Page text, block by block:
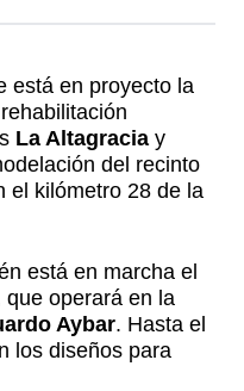
está en proyecto la
La Altagracia y
del recinto
el kilómetro 28 de la
está en marcha el
que operará en la
Aybar. Hasta el
los diseños para